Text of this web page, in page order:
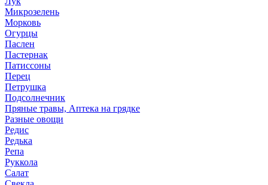
Микрозелень
Морковь
Огурцы
Паслен
Пастернак
Патиссоны
Перец
Петрушка
Подсолнечник
Пряные травы, Аптека на грядке
Разные овощи
Редис
Редька
Репа
Руккола
Салат